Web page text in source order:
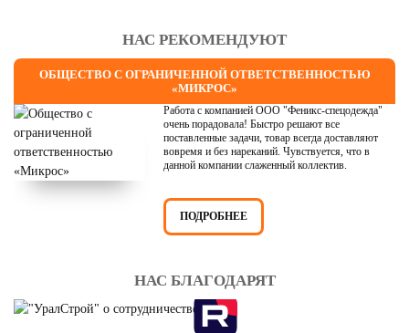
НАС РЕКОМЕНДУЮТ
ОБЩЕСТВО С ОГРАНИЧЕННОЙ ОТВЕТСТВЕННОСТЬЮ
«МИКРОС»
Работа с компанией ООО "Феникс-спецодежда"
очень порадовала! Быстро решают все
поставленные задачи, товар всегда доставляют
вовремя и без нареканий. Чувствуется, что в
данной компании слаженный коллектив.
ПОДРОБНЕЕ
НАС БЛАГОДАРЯТ